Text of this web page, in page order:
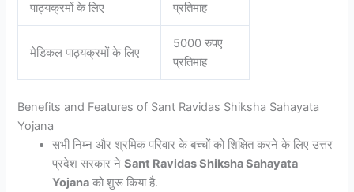
पाठ्यक्रमों के लिए
प्रतिमाह
मेडिकल पाठ्यक्रमों के लिए
5000 रुपए
प्रतिमाह
Benefits and Features of Sant Ravidas Shiksha Sahayata
Yojana
सभी निम्न और श्रमिक परिवार के बच्चों को शिक्षित करने के लिए उत्तर
प्रदेश सरकार नेSant Ravidas Shiksha Sahayata
Yojana को शुरू किया है.